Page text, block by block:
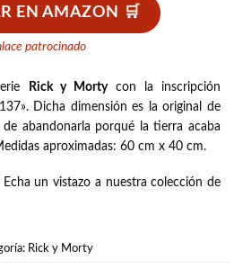
EN AMAZON
patrocinado
Rick y Mortycon la inscripción
Dicha dimensión es la original de
abandonarla porqué la tierra acaba
aproximadas: 60 cm x 40 cm.
un vistazo a nuestra colección de
Rick y Morty